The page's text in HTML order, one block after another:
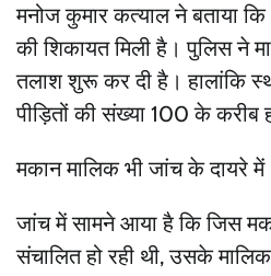
मनोज कुमार कत्याल ने बताया
की शिकायत मिली है। पुलिस ने
तलाश शुरू कर दी है। हालांकि
पीड़ितों की संख्या 100 के करीब
मकान मालिक भी जांच के दायरे में
जांच में सामने आया है कि जिस
संचालित हो रही थी, उसके